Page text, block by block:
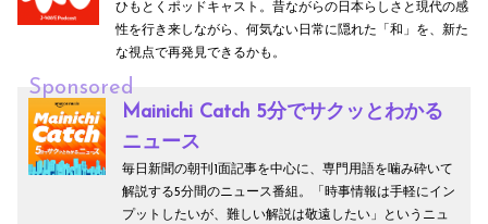
ひもとくポッドキャスト。昔ながらの日本らしさと現代の感
性を行き来しながら、何気ない日常に隠れた「和」を、新た
な視点で再発見できるかも。
Sponsored
Mainichi Catch 5分でサクッとわかる
ニュース
毎日新聞の朝刊1面記事を中心に、専門用語を噛み砕いて
解説する5分間のニュース番組。「時事情報は手軽にイン
プットしたいが、難しい解説は敬遠したい」というニュ